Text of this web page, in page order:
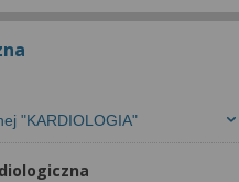
"KARDIOLOGIA"